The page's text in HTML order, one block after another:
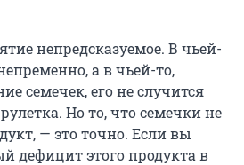
непредсказуемое. В чьей-
а в чьей-то,
семечек, его не случится
Но то, что семечки не
— это точно. Если вы
дефицит этого продукта в